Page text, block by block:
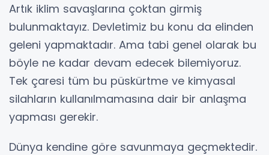
Artık iklim savaşlarına çoktan girmiş
bulunmaktayız. Devletimiz bu konu da elinden
geleni yapmaktadır. Ama tabi genel olarak bu
böyle ne kadar devam edecek bilemiyoruz.
Tek çaresi tüm bu püskürtme ve kimyasal
silahların kullanılmamasına dair bir anlaşma
yapması gerekir.
Dünya kendine göre savunmaya geçmektedir.